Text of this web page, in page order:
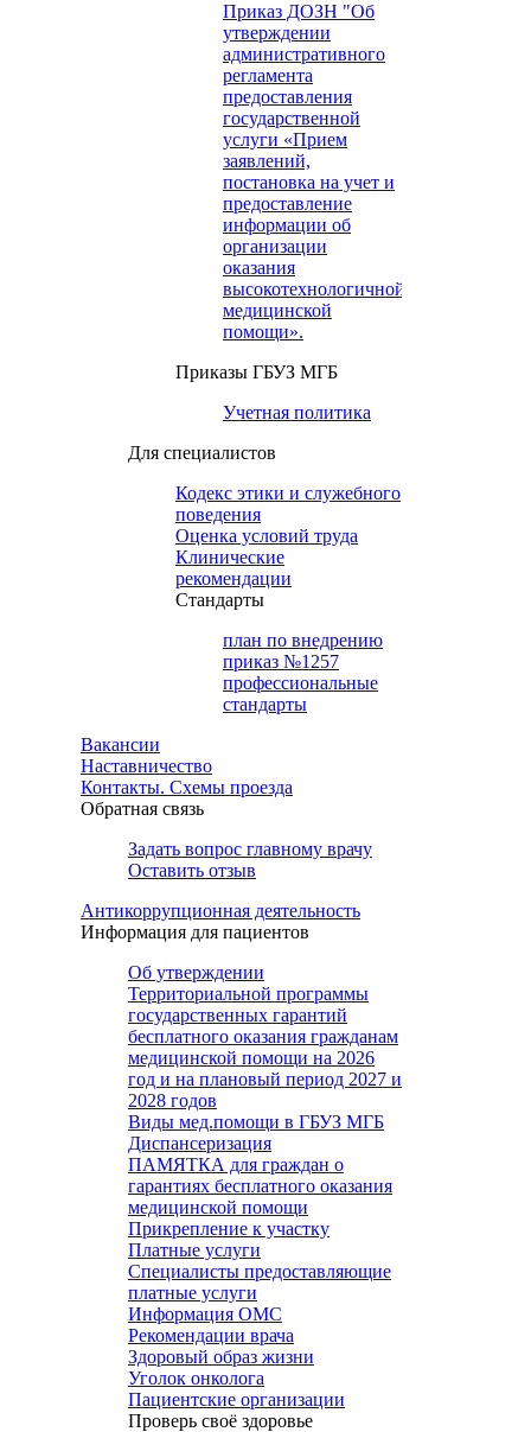
Приказ ДОЗН "Об
утверждении
административного
регламента
предоставления
государственной
услуги «Прием
заявлений,
постановка на учет и
предоставление
информации об
организации
оказания
высокотехнологичной
медицинской
помощи».
Приказы ГБУЗ МГБ
Учетная политика
Для специалистов
Кодекс этики и служебного
поведения
Оценка условий труда
Клинические
рекомендации
Cтандарты
план по внедрению
приказ №1257
профессиональные
стандарты
Вакансии
Наставничество
Контакты. Схемы проезда
Обратная связь
Задать вопрос главному врачу
Оставить отзыв
Антикоррупционная деятельность
Информация для пациентов
Об утверждении
Территориальной программы
государственных гарантий
бесплатного оказания гражданам
медицинской помощи на 2026
год и на плановый период 2027 и
2028 годов
Виды мед.помощи в ГБУЗ МГБ
Диспансеризация
ПАМЯТКА для граждан о
гарантиях бесплатного оказания
медицинской помощи
Прикрепление к участку
Платные услуги
Специалисты предоставляющие
платные услуги
Информация ОМС
Рекомендации врача
Здоровый образ жизни
Уголок онколога
Пациентские организации
Проверь своё здоровье